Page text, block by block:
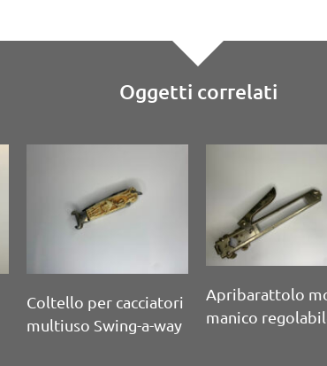
Oggetti correlati
Apribarattolo mono
manico
manico